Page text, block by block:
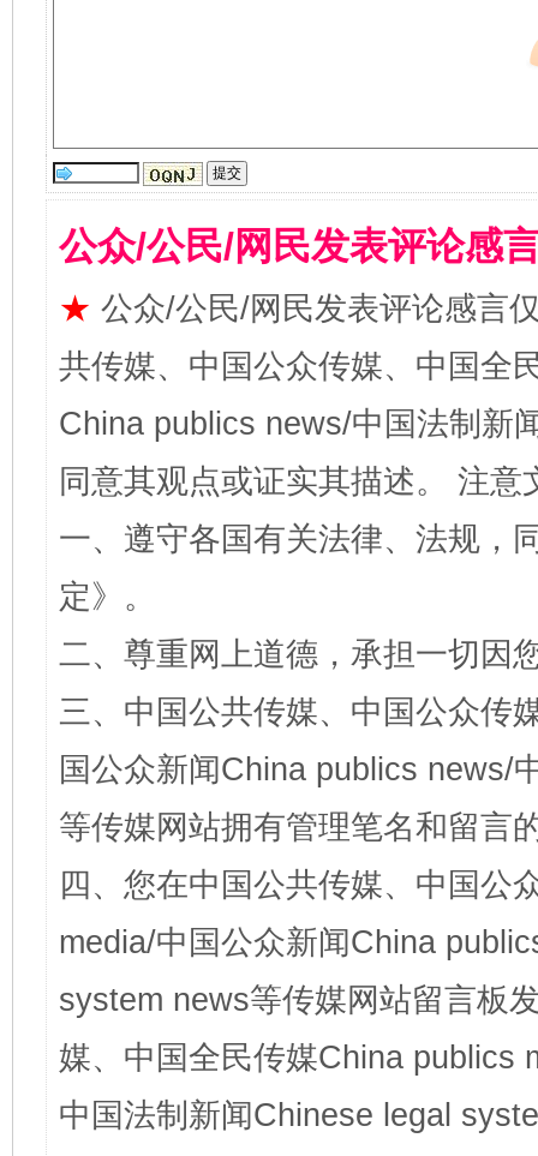
公众/公民/网民发表评论感
★ 公众/公民/网民发表评论感言
共传媒、中国公众传媒、中国全
China publics news/中国法制新
同意其观点或证实其描述。 注
一、遵守各国有关法律、法规，
定》。
二、尊重网上道德，承担一切因
三、中国公共传媒、中国公众传
国公众新闻China publics news/
等传媒网站拥有管理笔名和留言
四、您在中国公共传媒、中国公
media/中国公众新闻China
system news等传媒网站留言板
媒、中国全民传媒China publics
中国法制新闻Chinese legal